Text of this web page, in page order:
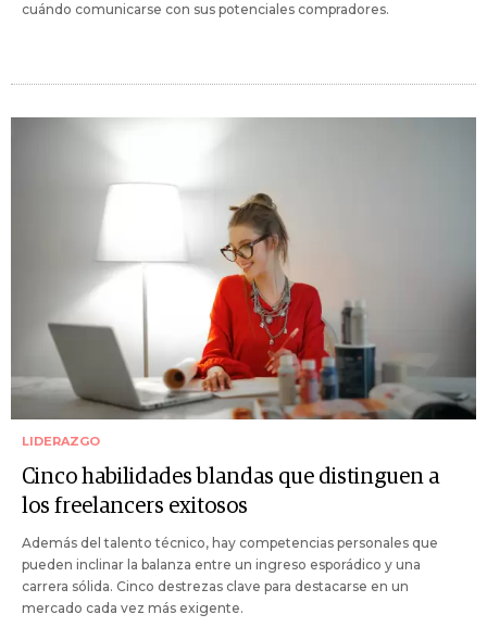
cuándo comunicarse con sus potenciales compradores.
LIDERAZGO
Cinco habilidades blandas que distinguen a
los freelancers exitosos
Además del talento técnico, hay competencias personales que
pueden inclinar la balanza entre un ingreso esporádico y una
carrera sólida. Cinco destrezas clave para destacarse en un
mercado cada vez más exigente.